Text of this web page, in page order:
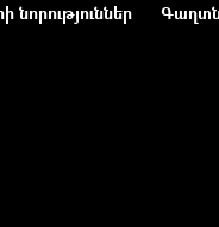
նորություններ